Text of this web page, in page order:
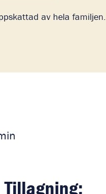
av hela familjen.
Tillagning: